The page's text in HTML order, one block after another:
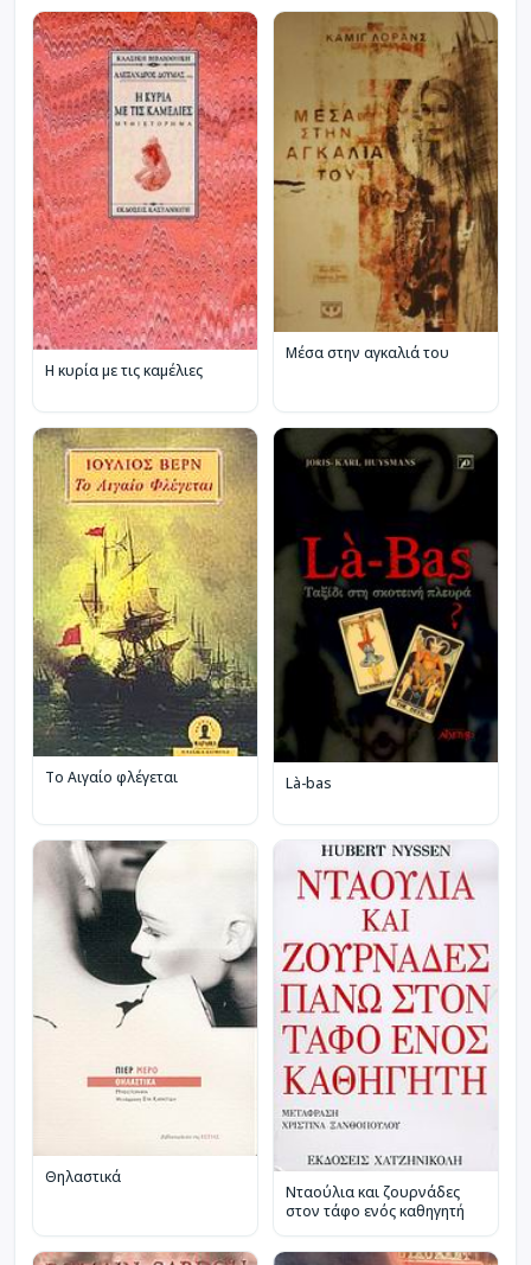
Η κυρία με τις καμέλιες
Μέσα στην αγκαλιά του
Το Αιγαίο φλέγεται Là-bas
Θηλαστικά
Νταούλια και ζουρνάδες
στον τάφο ενός καθηγητή